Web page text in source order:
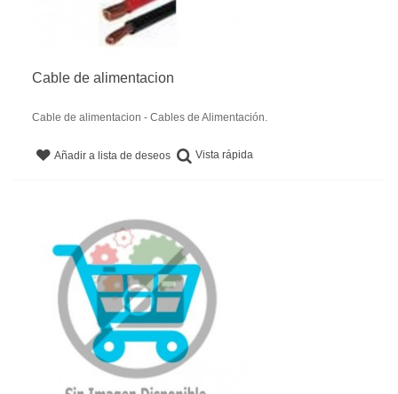
Cable de alimentacion
Cable de alimentacion - Cables de Alimentación.
Añadir a lista de deseos Vista rápida